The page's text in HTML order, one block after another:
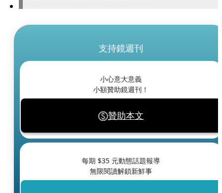
支持鏡週刊
小心意大意義
小額贊助鏡週刊！
贊助本文
每期 $35 元動態話題報導
無限閱讀解鎖新鮮事